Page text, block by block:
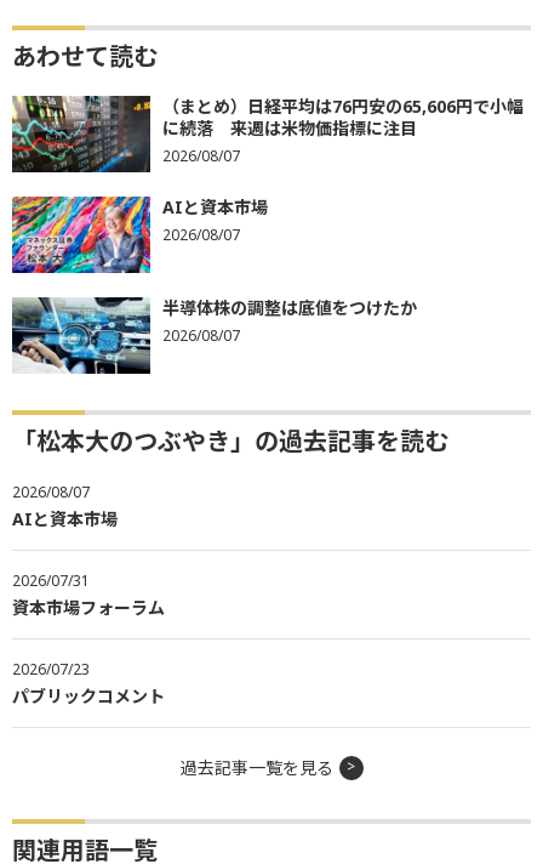
あわせて読む
（まとめ）日経平均は76円安の65,606円で小幅
に続落 来週は米物価指標に注目
2026/08/07
AIと資本市場
2026/08/07
半導体株の調整は底値をつけたか
2026/08/07
「松本大のつぶやき」の過去記事を読む
2026/08/07
AIと資本市場
2026/07/31
資本市場フォーラム
2026/07/23
パブリックコメント
過去記事一覧を見る
関連用語一覧